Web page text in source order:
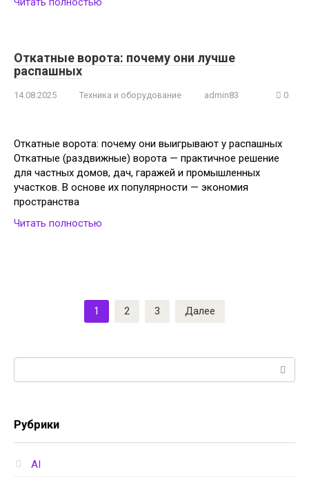
Откатные ворота: почему они лучше
распашных
14.08.2025 Техника и оборудование admin83 0
Откатные ворота: почему они выигрывают у распашных
Откатные (раздвижные) ворота — практичное решение
для частных домов, дач, гаражей и промышленных
участков. В основе их популярности — экономия
пространства
Читать полностью
1 2 3 Далее
Рубрики
AI